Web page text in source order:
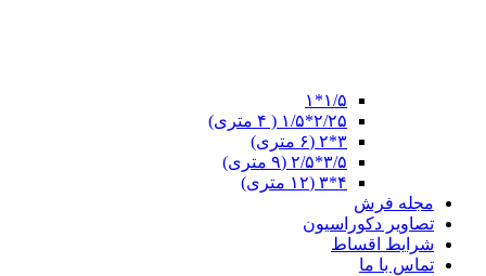
۱/۵*۱
۲/۲۵*۱/۵ ( ۴ متری)
۳*۲ (۶ متری)
۳/۵*۲/۵ (۹ متری)
مجله فرش
تصاویر دکوراسیون
شرایط اقساط
تماس با ما